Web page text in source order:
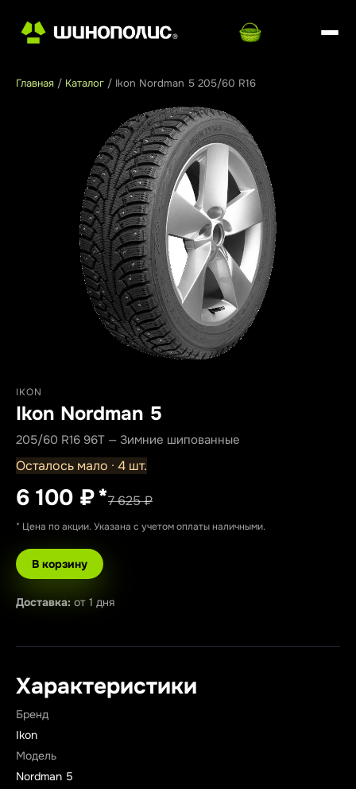
Главная / Каталог / Ikon Nordman 5 205/60 R16
IKON
Ikon Nordman 5
205/60 R16 96T — Зимние шипованные
Осталось мало · 4 шт.
6 100 ₽*7 625 ₽
* Цена по акции. Указана с учетом оплаты наличными.
В корзину
Доставка: от 1 дня
Характеристики
Бренд
Ikon
Модель
Nordman 5